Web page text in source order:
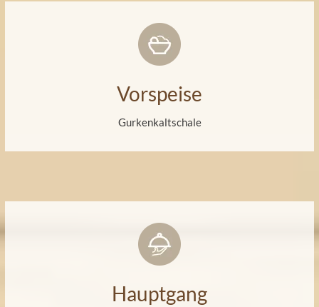
Vorspeise
Gurkenkaltschale
Hauptgang